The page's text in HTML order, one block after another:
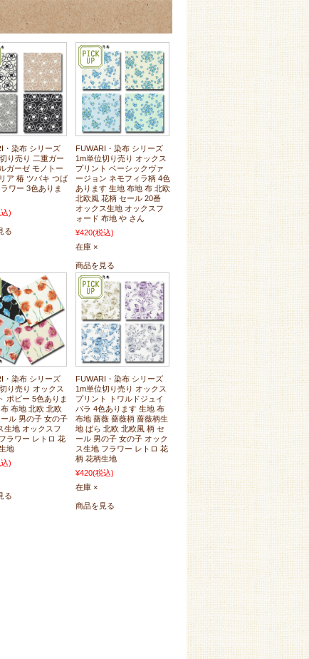
・染布 シリーズ
り売り 二重ガー
ガーゼ モノトー
ア 椿 ツバキ つば
ワー 3色ありま
)
る
FUWARI・染布 シリーズ
1m単位切り売り オックス
プリント ベーシックヴァ
ージョン ネモフィラ柄 4色
あります 生地 布地 布 北欧
北欧風 花柄 セール 20番
オックス生地 オックスフ
ォード 布地 や さん
¥420(税込)
在庫 ×
商品を見る
・染布 シリーズ
り売り オックス
ポピー 5色ありま
布地 北欧 北欧
ル 男の子 女の子
生地 オックスフ
ラワー レトロ 花
地
)
る
FUWARI・染布 シリーズ
1m単位切り売り オックス
プリント トワルドジュイ
バラ 4色あります 生地 布
布地 薔薇 薔薇柄 薔薇柄生
地 ばら 北欧 北欧風 柄 セ
ール 男の子 女の子 オック
ス生地 フラワー レトロ 花
柄 花柄生地
¥420(税込)
在庫 ×
商品を見る